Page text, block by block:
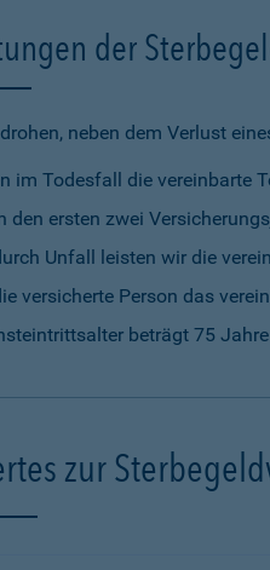
der
neben dem Verlust
im Todesfall die vereinbarte
den ersten zwei
Unfall leisten wir die
versicherte Person das
beträgt 75 Jahre
zur